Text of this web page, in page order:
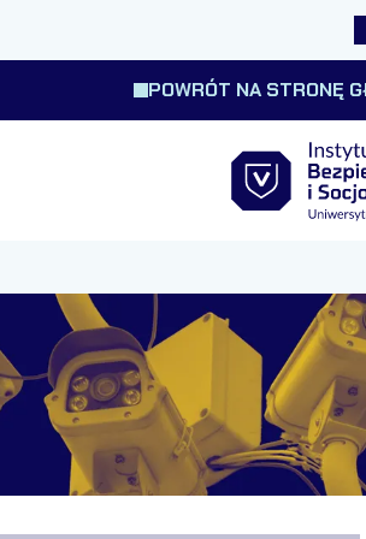
POWRÓT NA STRONĘ